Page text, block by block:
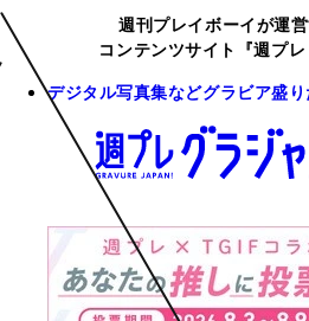
週刊プレイボーイが運
コンテンツサイト『週プレ
デジタル写真集などグラビア盛